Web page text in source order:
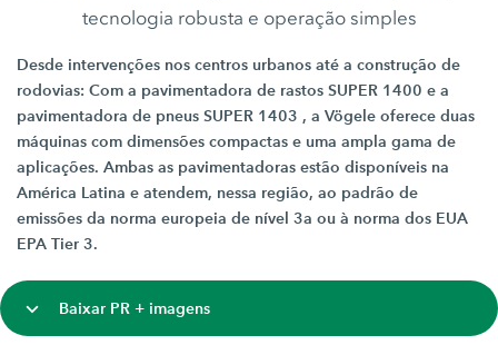
tecnologia robusta e operação simples
Desde intervenções nos centros urbanos até a construção de
rodovias: Com a pavimentadora de rastos SUPER 1400 e a
pavimentadora de pneus SUPER 1403 , a Vögele oferece duas
máquinas com dimensões compactas e uma ampla gama de
aplicações. Ambas as pavimentadoras estão disponíveis na
América Latina e atendem, nessa região, ao padrão de
emissões da norma europeia de nível 3a ou à norma dos EUA
EPA Tier 3.
Baixar PR + imagens